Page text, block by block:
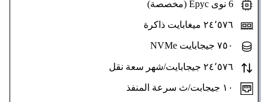
٢٤٬٥٧٦ ميغابايت ذاكرة